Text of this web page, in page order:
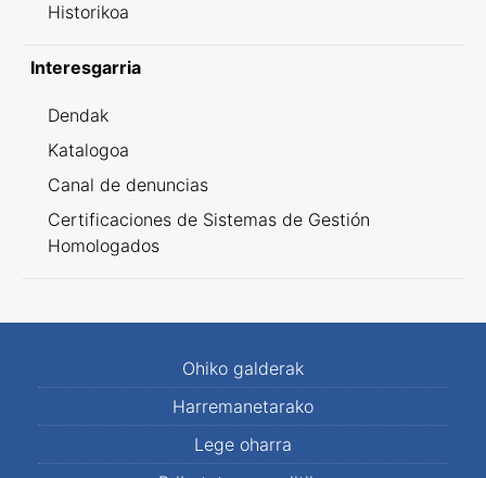
Historikoa
Interesgarria
Dendak
Katalogoa
Canal de denuncias
Certificaciones de Sistemas de Gestión
Homologados
Ohiko galderak
Harremanetarako
Lege oharra